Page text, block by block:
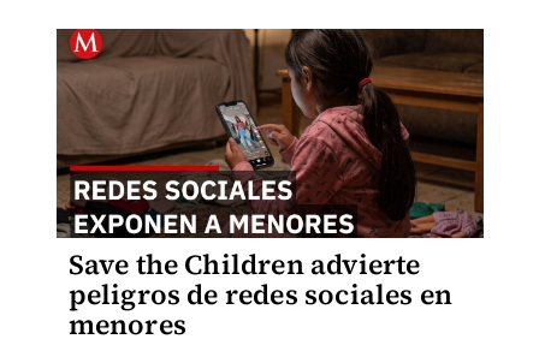
Save the Children advierte
peligros de redes sociales en
menores